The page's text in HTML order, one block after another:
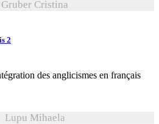
Gruber Cristina
2
Lupu Mihaela